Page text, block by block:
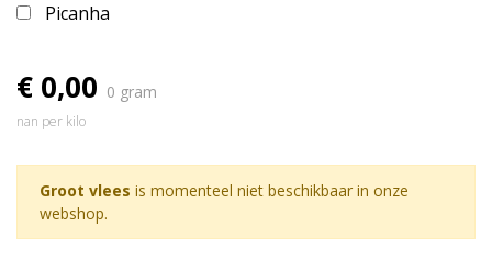
Picanha
€ 0,00 0 gram
nan per kilo
Groot vlees is momenteel niet beschikbaar in onze
webshop.